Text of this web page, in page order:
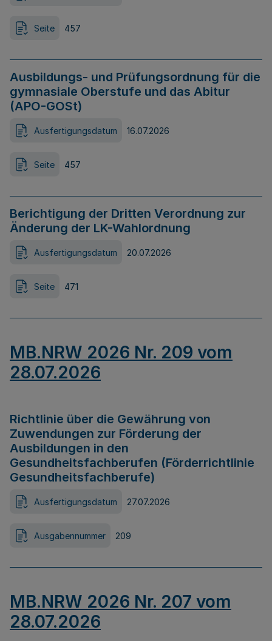
Seite 457
Ausbildungs- und Prüfungsordnung für die
gymnasiale Oberstufe und das Abitur
(APO-GOSt)
Ausfertigungsdatum 16.07.2026
Seite 457
Berichtigung der Dritten Verordnung zur
Änderung der LK-Wahlordnung
Ausfertigungsdatum 20.07.2026
Seite 471
MB.NRW 2026 Nr. 209 vom
28.07.2026
Richtlinie über die Gewährung von
Zuwendungen zur Förderung der
Ausbildungen in den
Gesundheitsfachberufen (Förderrichtlinie
Gesundheitsfachberufe)
Ausfertigungsdatum 27.07.2026
Ausgabennummer 209
MB.NRW 2026 Nr. 207 vom
28.07.2026